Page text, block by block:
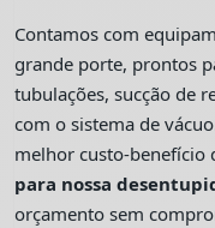
Contamos com
grande porte, prontos
tubulações, sucção de
com o sistema de
melhor custo-benefício
para nossa
orçamento sem